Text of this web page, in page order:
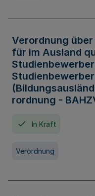
Verordnung
für im Ausland
Studienbewerber
rordnung -
In Kraft
Verordnung